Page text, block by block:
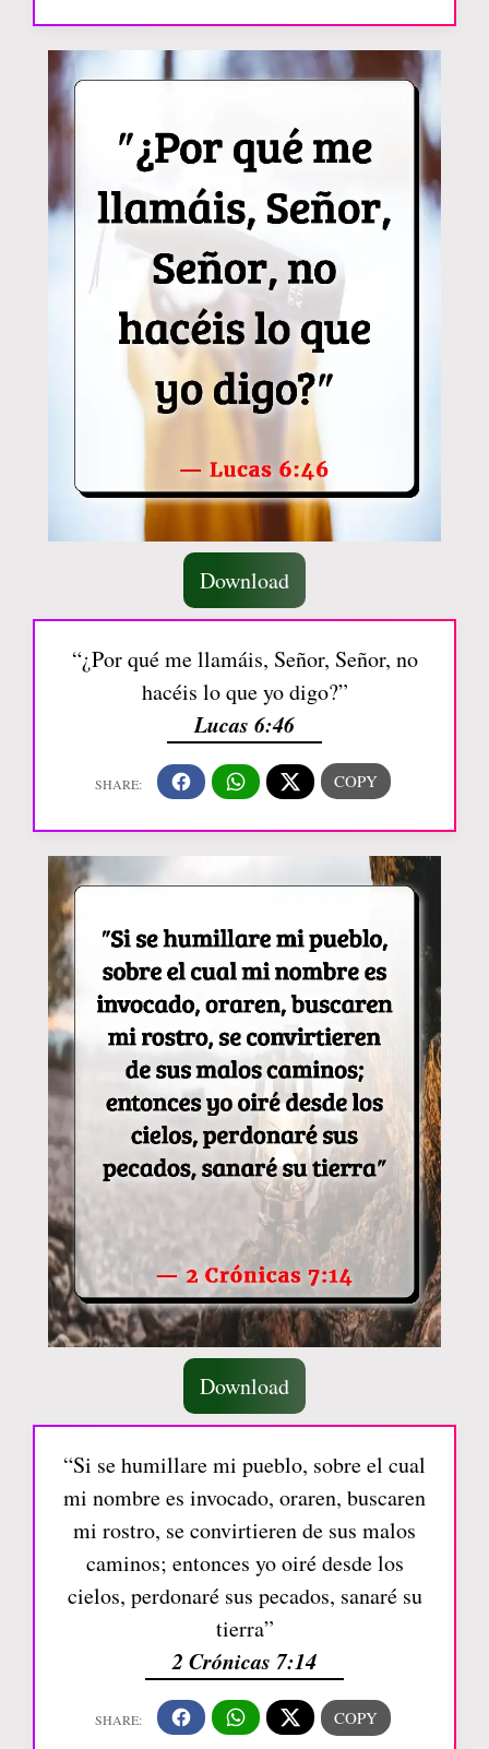
Download
“¿Por qué me llamáis, Señor, Señor, no
hacéis lo que yo digo?”
Lucas 6:46
Download
“Si se humillare mi pueblo, sobre el cual
mi nombre es invocado, oraren, buscaren
mi rostro, se convirtieren de sus malos
caminos; entonces yo oiré desde los
cielos, perdonaré sus pecados, sanaré su
tierra”
2 Crónicas 7:14